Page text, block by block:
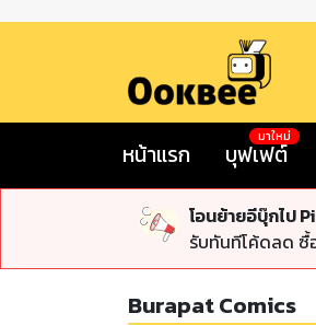
หน้าแรก บุฟเฟต์
มาใหม่
โอนย้ายอีบุ๊กไป
รับทันทีโค้ดลด ซื้
Burapat Comics